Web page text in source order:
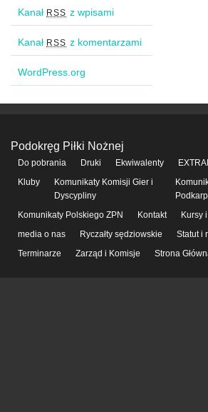
Kanał RSS z wpisami
Kanał RSS z komentarzami
WordPress.org
Podokręg Piłki Nożnej
Do pobrania Druki Ekwiwalenty
Kluby
Komunikaty Komisji Gier i
Dyscypliny
Komunikaty Polskiego ZPN
Kontakt Kursy
media o nas
Ryczałty sędziowskie Statut i
Terminarze
Zarząd i Komisje Strona